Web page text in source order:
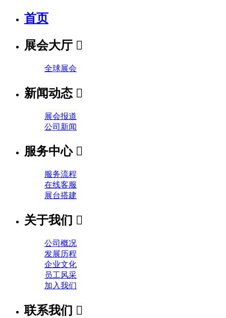
首页
展会大厅 
全球展会
新闻动态 
展会报道
公司新闻
服务中心 
服务流程
在线客服
展台搭建
关于我们 
公司概况
发展历程
企业文化
员工风采
加入我们
联系我们 